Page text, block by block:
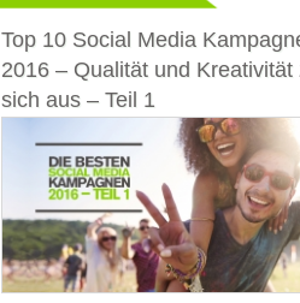
Top 10 Social Media
2016 – Qualität und Kreativität
sich aus – Teil 1